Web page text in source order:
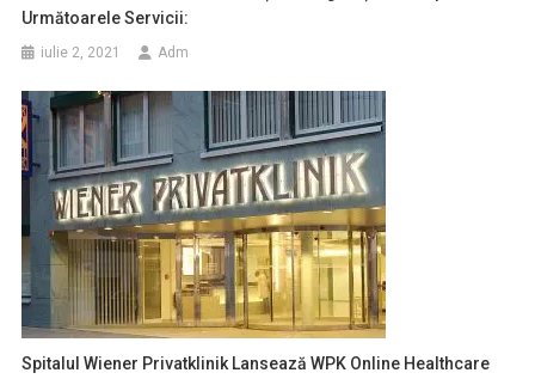
Următoarele Servicii:
iulie 2, 2021 Adm
Spitalul Wiener Privatklinik Lansează WPK Online Healthcare